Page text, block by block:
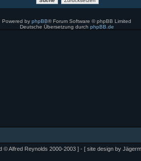
Powered by phpBB® Forum Software © phpBB Limited
Deutsche Übersetzung durch phpBB.de
© Alfred Reynolds 2000-2003 ] - [ site design by